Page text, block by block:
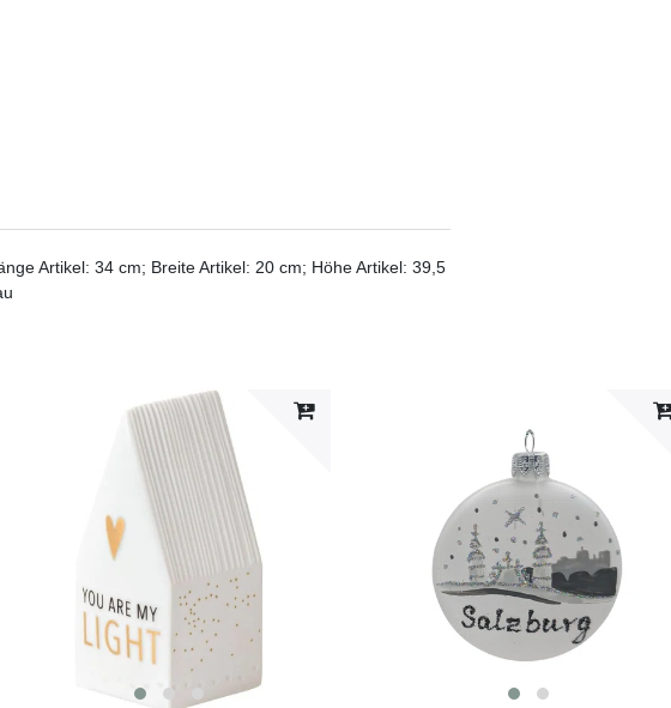
Artikel: 34 cm; Breite Artikel: 20 cm; Höhe Artikel: 39,5